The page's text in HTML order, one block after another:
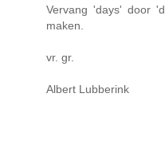
Vervang 'days' door
maken.
vr. gr.
Albert Lubberink